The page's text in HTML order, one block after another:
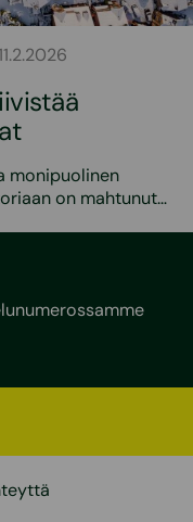
monipuolinen
on mahtunut…